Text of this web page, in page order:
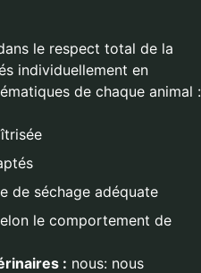
le respect total de la
individuellement en
de chaque animal :
de séchage adéquate
le comportement de
: nous: nous